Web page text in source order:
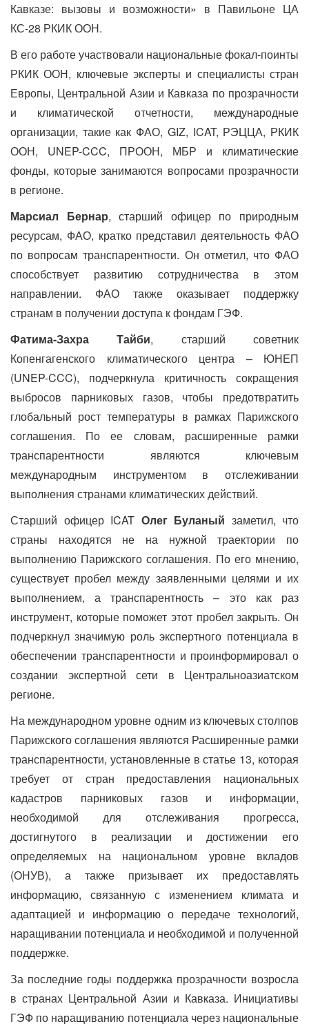
Кавказе: вызовы и возможности» в Павильоне ЦА
КС-28 РКИК ООН.
В его работе участвовали национальные фокал-поинты
РКИК ООН, ключевые эксперты и специалисты стран
Европы, Центральной Азии и Кавказа по прозрачности
и климатической отчетности, международные
организации, такие как ФАО, GIZ, ICAT, РЭЦЦА, РКИК
ООН, UNEP-CCC, ПРООН, МБР и климатические
фонды, которые занимаются вопросами прозрачности
в регионе.
Марсиал Бернар, старший офицер по природным
ресурсам, ФАО, кратко представил деятельность ФАО
по вопросам транспарентности. Он отметил, что ФАО
способствует развитию сотрудничества в этом
направлении. ФАО также оказывает поддержку
странам в получении доступа к фондам ГЭФ.
Фатима-Захра Тайби, старший советник
Копенгагенского климатического центра – ЮНЕП
(UNEP-CCC), подчеркнула критичность сокращения
выбросов парниковых газов, чтобы предотвратить
глобальный рост температуры в рамках Парижского
соглашения. По ее словам, расширенные рамки
транспарентности являются ключевым
международным инструментом в отслеживании
выполнения странами климатических действий.
Старший офицер ICAT Олег Буланый заметил, что
страны находятся не на нужной траектории по
выполнению Парижского соглашения. По его мнению,
существует пробел между заявленными целями и их
выполнением, а транспарентность – это как раз
инструмент, которые поможет этот пробел закрыть. Он
подчеркнул значимую роль экспертного потенциала в
обеспечении транспарентности и проинформировал о
создании экспертной сети в Центральноазиатском
регионе.
На международном уровне одним из ключевых столпов
Парижского соглашения являются Расширенные рамки
транспарентности, установленные в статье 13, которая
требует от стран предоставления национальных
кадастров парниковых газов и информации,
необходимой для отслеживания прогресса,
достигнутого в реализации и достижении его
определяемых на национальном уровне вкладов
(ОНУВ), а также призывает их предоставлять
информацию, связанную с изменением климата и
адаптацией и информацию о передаче технологий,
наращивании потенциала и необходимой и полученной
поддержке.
За последние годы поддержка прозрачности возросла
в странах Центральной Азии и Кавказа. Инициативы
ГЭФ по наращиванию потенциала через национальные